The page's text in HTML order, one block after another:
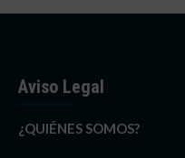
Aviso Legal
¿QUIÉNES SOMOS?